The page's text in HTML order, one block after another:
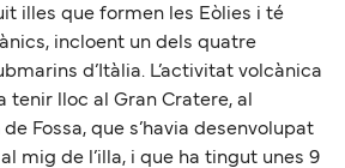
illes que formen les Eòlies i té
incloent un dels quatre
d’Itàlia. L’activitat volcànica
tenir lloc al Gran Cratere, al
Fossa, que s’havia desenvolupat
mig de l’illa, i que ha tingut unes 9